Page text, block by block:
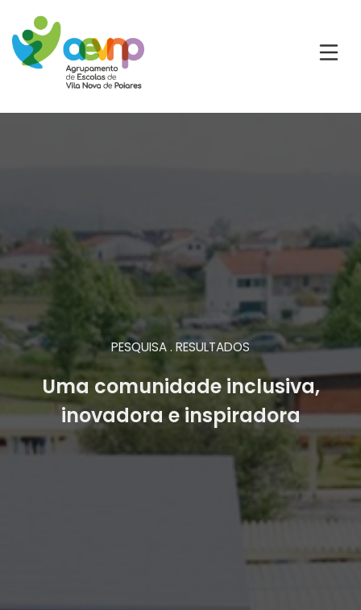
PESQUISA . RESULTADOS
Uma comunidade inclusiva,
inovadora e inspiradora